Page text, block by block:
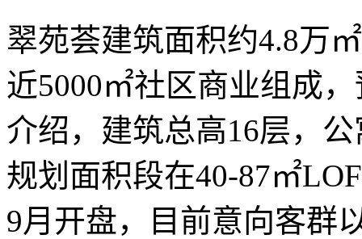
翠苑荟建筑面积约4.8万
近5000㎡社区商业组成
介绍，建筑总高16层，
规划面积段在40-87㎡
9月开盘，目前意向客群